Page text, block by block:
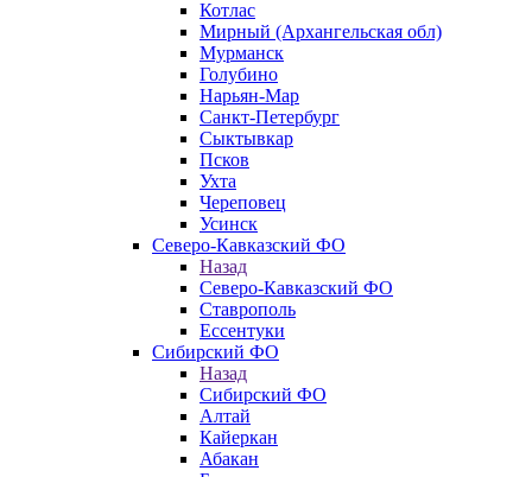
Котлас
Мирный (Архангельская обл)
Мурманск
Голубино
Нарьян-Мар
Санкт-Петербург
Сыктывкар
Псков
Ухта
Череповец
Усинск
Северо-Кавказский ФО
Назад
Северо-Кавказский ФО
Ставрополь
Ессентуки
Сибирский ФО
Назад
Сибирский ФО
Алтай
Кайеркан
Абакан